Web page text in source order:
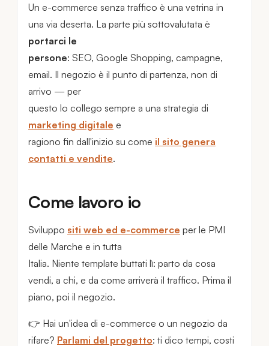
Un e-commerce senza traffico è una vetrina in
una via deserta. La parte più sottovalutata è
portarci le
persone: SEO, Google Shopping, campagne,
email. Il negozio è il punto di partenza, non di
arrivo — per
questo lo collego sempre a una strategia di
marketing digitale e
ragiono fin dall'inizio su come il sito genera
contatti e vendite.
Come lavoro io
Sviluppo siti web ed e-commerce per le PMI
delle Marche e in tutta
Italia. Niente template buttati lì: parto da cosa
vendi, a chi, e da come arriverà il traffico. Prima il
piano, poi il negozio.
👉 Hai un'idea di e-commerce o un negozio da
rifare? Parlami del progetto: ti dico tempi, costi